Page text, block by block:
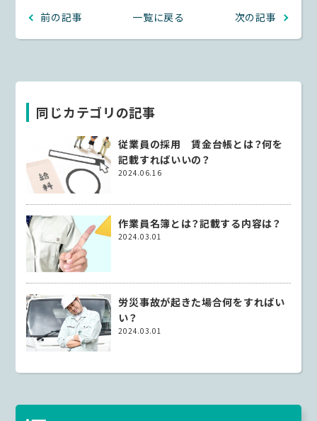
前の記事 一覧に戻る 次の記事
同じカテゴリの記事
従業員の採用 賃金台帳とは？何を
記載すればいいの？
2024.06.16
作業員名簿とは？記載する内容は？
2024.03.01
労災事故が起きた場合何をすればい
い？
2024.03.01